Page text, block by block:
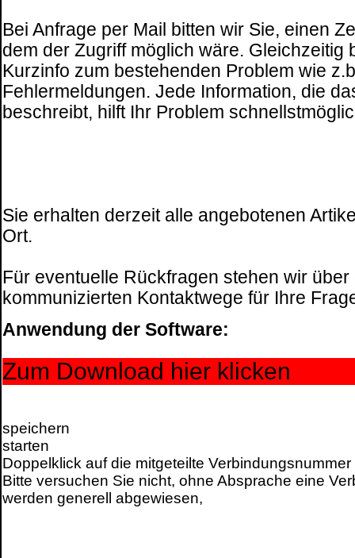
Bei Anfrage per Mail bitten wir Sie, einen
dem der Zugriff möglich wäre. Gleichzeitig
Kurzinfo zum bestehenden Problem wie
Fehlermeldungen. Jede Information, die
beschreibt, hilft Ihr Problem
Sie erhalten derzeit alle angebotenen
Ort.
Für eventuelle Rückfragen stehen wir
kommunizierten Kontaktwege für Ihre
Anwendung der Software:
Zum Download hier klicken
speichern
starten
Doppelklick auf die mitgeteilte Verbindungsnummer
Bitte versuchen Sie nicht, ohne Absprache eine
werden generell abgewiesen,